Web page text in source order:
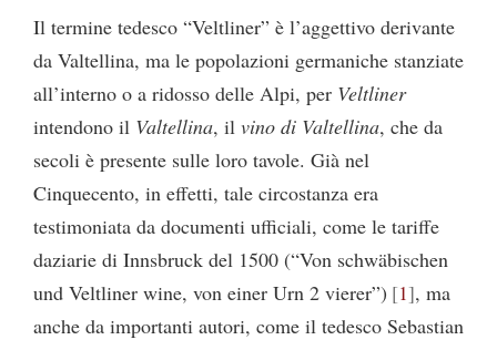
Il termine tedesco “Veltliner” è l’aggettivo derivante
da Valtellina, ma le popolazioni germaniche stanziate
all’interno o a ridosso delle Alpi, per Veltliner
intendono il Valtellina, il vino di Valtellina, che da
secoli è presente sulle loro tavole. Già nel
Cinquecento, in effetti, tale circostanza era
testimoniata da documenti ufficiali, come le tariffe
daziarie di Innsbruck del 1500 (“Von schwäbischen
und Veltliner wine, von einer Urn 2 vierer”) 1 , ma
anche da importanti autori, come il tedesco Sebastian